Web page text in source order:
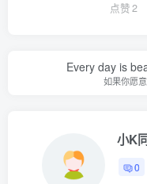
点赞2
Every day is
如果你愿
小K
0